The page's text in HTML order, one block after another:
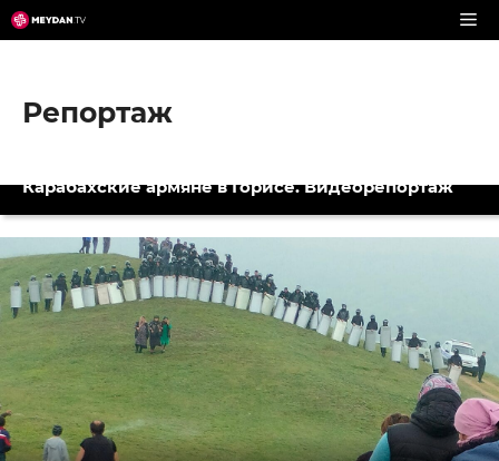
Перейти
к
Репортаж
Карабахские армяне в Горисе. Видеорепортаж